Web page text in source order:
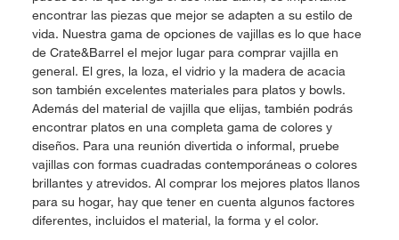
encontrar las piezas que mejor se adapten a su estilo de
vida. Nuestra gama de opciones de vajillas es lo que hace
de Crate&Barrel el mejor lugar para comprar vajilla en
general. El gres, la loza, el vidrio y la madera de acacia
son también excelentes materiales para platos y bowls.
Además del material de vajilla que elijas, también podrás
encontrar platos en una completa gama de colores y
diseños. Para una reunión divertida o informal, pruebe
vajillas con formas cuadradas contemporáneas o colores
brillantes y atrevidos. Al comprar los mejores platos llanos
para su hogar, hay que tener en cuenta algunos factores
diferentes, incluidos el material, la forma y el color.